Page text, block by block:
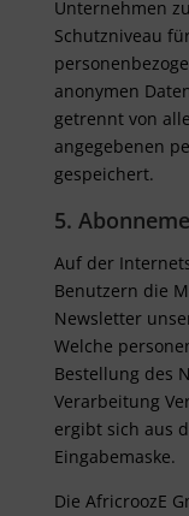
Unternehmen
Schutzniveau
anonymen
getrennt von
angegebenen
gespeichert.
5.
Auf der
Benutzern die
Newsletter
Welche
Bestellung des
Verarbeitung
ergibt sich aus
Eingabemaske.
Die AfricroozE